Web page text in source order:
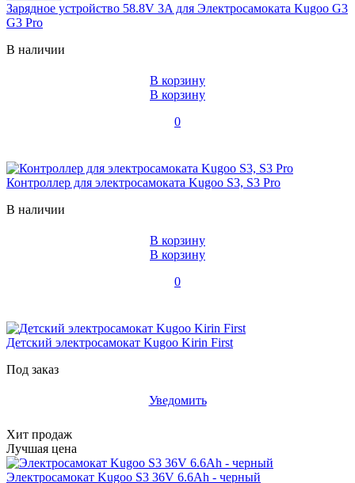
Зарядное устройство 58.8V 3A для Электросамоката Kugoo G3
G3 Pro
В наличии
В корзину
В корзину
0
Контроллер для электросамоката Kugoo S3, S3 Pro
В наличии
В корзину
В корзину
0
Детский электросамокат Kugoo Kirin First
Под заказ
Уведомить
Хит продаж
Лучшая цена
Электросамокат Kugoo S3 36V 6.6Ah - черный